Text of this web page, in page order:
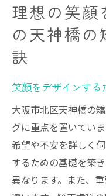
理想の笑顔
の天神橋の
訣
笑顔をデザインす
大阪市北区天神橋の
グに重点を置いてい
希望や不安を詳しく
するための基礎を築
異なります。また、